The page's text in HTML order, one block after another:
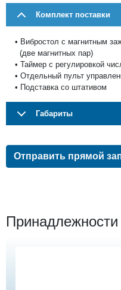
Комплект поставки
• Вибростол с магнитным
(две магнитных пар)
• Таймер с регулировкой
• Отдельный пульт
• Подставка со штативом
Габариты
Отправить прямой
Принадлежности